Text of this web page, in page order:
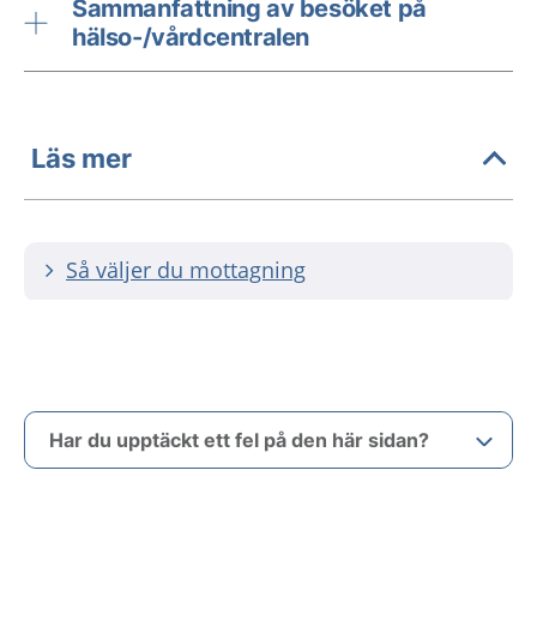
Sammanfattning av besöket på
hälso-/vårdcentralen
Läs mer
Så väljer du mottagning
Har du upptäckt ett fel på den här sidan?